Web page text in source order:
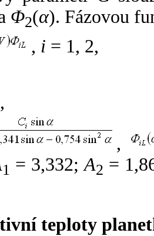
Φ2(α). Fázovou
, i = 1, 2,
,
,
1 = 3,332;A2 =
teploty